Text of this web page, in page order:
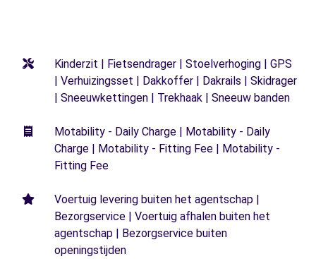
Kinderzit | Fietsendrager | Stoelverhoging | GPS
| Verhuizingsset | Dakkoffer | Dakrails | Skidrager
| Sneeuwkettingen | Trekhaak | Sneeuw banden
Motability - Daily Charge | Motability - Daily
Charge | Motability - Fitting Fee | Motability -
Fitting Fee
Voertuig levering buiten het agentschap |
Bezorgservice | Voertuig afhalen buiten het
agentschap | Bezorgservice buiten
openingstijden